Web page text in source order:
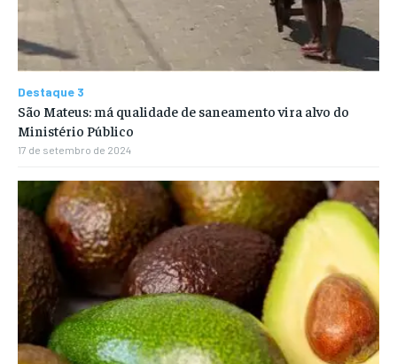
Destaque 3
São Mateus: má qualidade de saneamento vira alvo do
Ministério Público
17 de setembro de 2024